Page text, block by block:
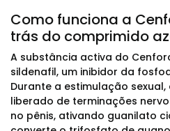
Como funciona a
trás do comprimido
A substância activa do
sildenafil, um inibidor da
Durante a estimulação
liberado de terminações
no pênis, ativando guanilato